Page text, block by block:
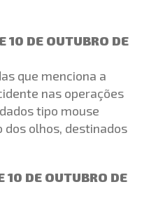
10 DE OUTUBRO DE
que menciona a
nas operações
tipo mouse
olhos, destinados
10 DE OUTUBRO DE